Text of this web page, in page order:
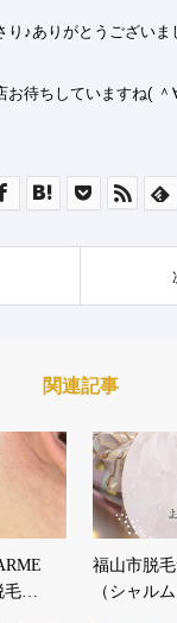
り♪ありがとうございま
お待ちしていますね( ＾
関連記事
毛…
福山市脱
（シャル